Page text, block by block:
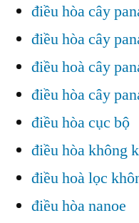
điều hòa cây
điều hòa cây
điều hoà cây
điều hòa cây
điều hòa cục bộ
điều hòa không
điều hoà lọc
điều hòa nanoe